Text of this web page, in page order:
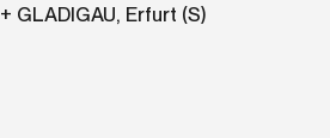
+ GLADIGAU, Erfurt (S)